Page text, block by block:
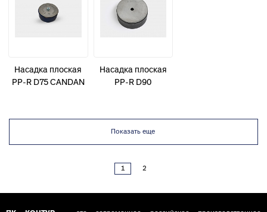
Насадка плоская
PP-R D75 CANDAN
Насадка плоская
PP-R D90
Показать еще
1 2